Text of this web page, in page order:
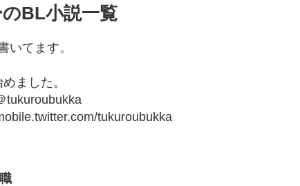
BL小説一覧
いてます。
ました。
tukuroubukka
tukuroubukka